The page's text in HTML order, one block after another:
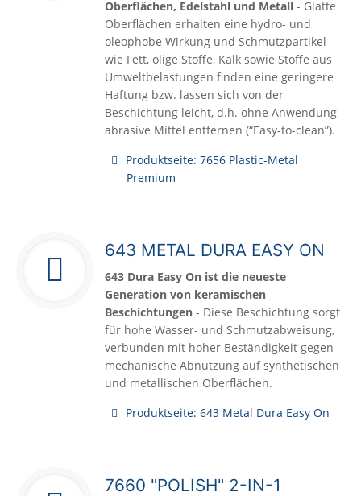
Oberflächen, Edelstahl und Metall - Glatte
Oberflächen erhalten eine hydro- und
oleophobe Wirkung und Schmutzpartikel
wie Fett, ölige Stoffe, Kalk sowie Stoffe aus
Umweltbelastungen finden eine geringere
Haftung bzw. lassen sich von der
Beschichtung leicht, d.h. ohne Anwendung
abrasive Mittel entfernen (“Easy-to-clean”).
Produktseite: 7656 Plastic-Metal
Premium
643 METAL DURA EASY ON
643 Dura Easy On ist die neueste
Generation von keramischen
Beschichtungen - Diese Beschichtung sorgt
für hohe Wasser- und Schmutzabweisung,
verbunden mit hoher Beständigkeit gegen
mechanische Abnutzung auf synthetischen
und metallischen Oberflächen.
Produktseite: 643 Metal Dura Easy On
7660 "POLISH" 2-IN-1